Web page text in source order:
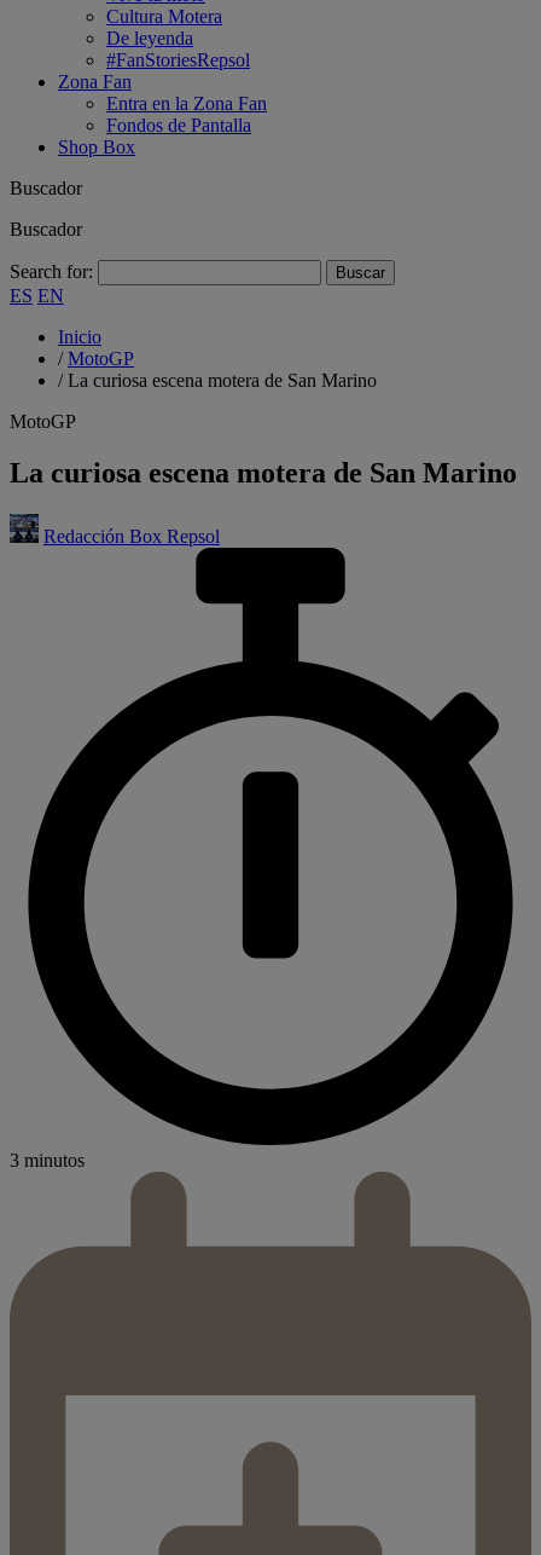
Cultura Motera
De leyenda
#FanStoriesRepsol
Zona Fan
Entra en la Zona Fan
Fondos de Pantalla
Shop Box
Buscador
Buscador
Search for:
ES EN
Inicio
/MotoGP
/La curiosa escena motera de San Marino
MotoGP
La curiosa escena motera de San Marino
Redacción Box Repsol
3 minutos